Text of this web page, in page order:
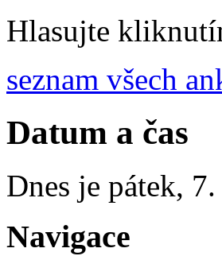
Hlasujte
seznam všech
Datum a čas
Dnes je pátek,
Navigace